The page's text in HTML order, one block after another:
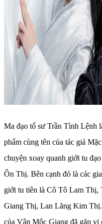
Ma đạo tổ sư Trần Tình Lệnh
phẩm cùng tên của tác giả
chuyện xoay quanh giới tu
Ôn Thị. Bên cạnh đó là các
giới tu tiên là Cô Tô Lam
Giang Thị, Lan Lăng Kim
của Vân Mộc Giang đã gặp